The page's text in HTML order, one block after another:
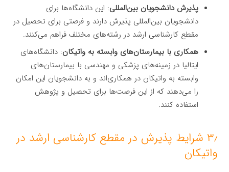
پذیرش دانشجویان بین‌المللی: این دانشگاه‌ها برای
دانشجویان بین‌المللی پذیرش دارند و فرصتی برای تحصیل در
مقطع کارشناسی ارشد در رشته‌های مختلف فراهم می‌کنند.
همکاری با بیمارستان‌های وابسته به واتیکان: دانشگاه‌های
ایتالیا در زمینه‌های پزشکی و مهندسی با بیمارستان‌های
وابسته به واتیکان در همکاری‌اند و به دانشجویان این امکان
را می‌دهند که از این فرصت‌ها برای تحصیل و پژوهش
استفاده کنند.
۳٫ شرایط پذیرش در مقطع کارشناسی ارشد در
واتیکان